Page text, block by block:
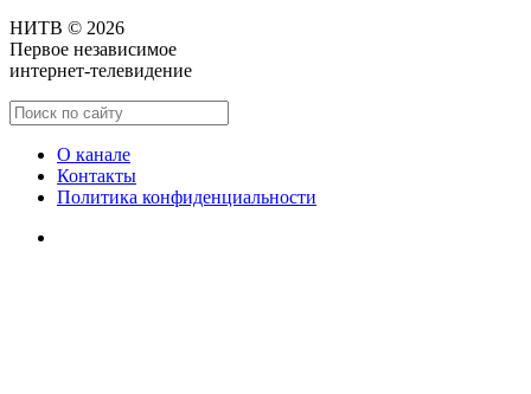
НИТВ © 2026
Первое независимое
интернет-телевидение
О канале
Контакты
Политика конфиденциальности